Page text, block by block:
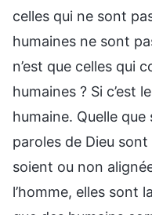
celles qui ne sont
humaines ne sont
n’est que celles qui
humaines ? Si c’est
humaine. Quelle
paroles de Dieu sont
soient ou non
l’homme, elles sont